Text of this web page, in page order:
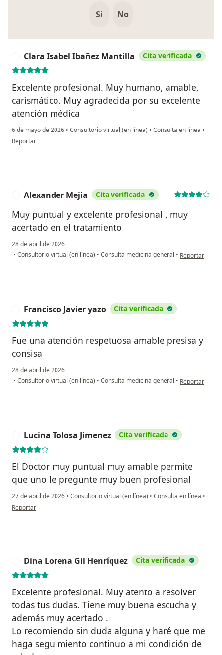
Si No
Clara Isabel Ibañez Mantilla Cita verificada
Excelente profesional. Muy humano, amable,
carismático. Muy agradecida por su excelente
atención médica
6 de mayo de 2026 • Consultorio virtual (en línea) • Consulta en línea •
en opinión del usuario Clara Isabel Ibañez Mantilla
Reportar
Alexander Mejia Cita verificada
Muy puntual y excelente profesional , muy
acertado en el tratamiento
28 de abril de 2026
• Consultorio virtual (en línea) • Consulta medicina general • en opinión del
Reportar
Francisco Javier yazo Cita verificada
Fue una atención respetuosa amable presisa y
consisa
28 de abril de 2026
• Consultorio virtual (en línea) • Consulta medicina general • en opinión del
Reportar
Lucina Tolosa Jimenez Cita verificada
El Doctor muy puntual muy amable permite
que uno le pregunte muy buen profesional
27 de abril de 2026 • Consultorio virtual (en línea) • Consulta en línea •
en opinión del usuario Lucina Tolosa Jimenez
Reportar
Dina Lorena Gil Henríquez Cita verificada
Excelente profesional. Muy atento a resolver
todas tus dudas. Tiene muy buena escucha y
además muy acertado .
Lo recomiendo sin duda alguna y haré que me
haga seguimiento continuo a mi condición de